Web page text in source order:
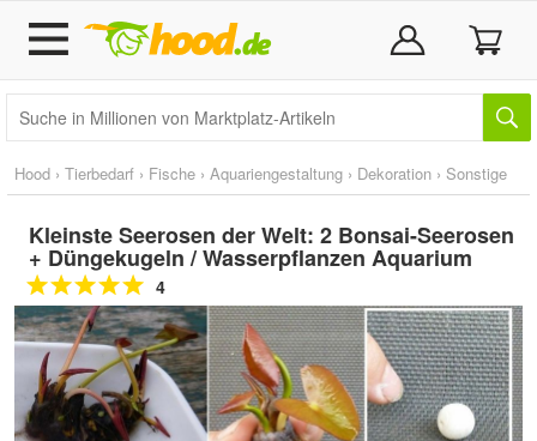
Hood › Tierbedarf › Fische › Aquariengestaltung › Dekoration › Sonstige
Kleinste Seerosen der Welt: 2 Bonsai-Seerosen
+ Düngekugeln / Wasserpflanzen Aquarium
4